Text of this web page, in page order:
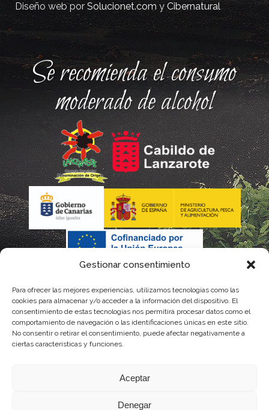
Gestionar consentimiento
Para ofrecer las mejores experiencias, utilizamos tecnologías como las
cookies para almacenar y/o acceder a la información del dispositivo. El
consentimiento de estas tecnologías nos permitirá procesar datos como el
comportamiento de navegación o las identificaciones únicas en este sitio.
No consentir o retirar el consentimiento, puede afectar negativamente a
ciertas características y funciones.
Aceptar
Denegar
Diseño web porSolucionet.comyCibernatural
Se recomienda el consumo
moderado de alcohol
La gestión de la DOP Lanzarote realizada por este Consejo
Regulador es financiada, parcialmente, por el Gobierno de
Canarias
Instituto Canario de Calidad Agroalimentaria